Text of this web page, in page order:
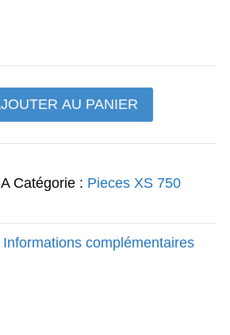
:
est :
47,00€.
AU PANIER
Catégorie : Pieces XS 750
Informations complémentaires